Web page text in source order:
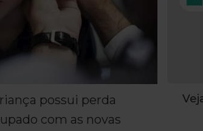
possui perda
com as novas